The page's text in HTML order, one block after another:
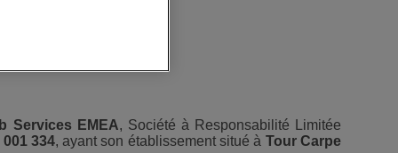
Services EMEA, Société à Responsabilité Limitée
001 334, ayant son établissement situé à Tour Carpe